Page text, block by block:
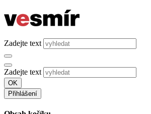
Zadejte text
Zadejte text
OK
Přihlášení